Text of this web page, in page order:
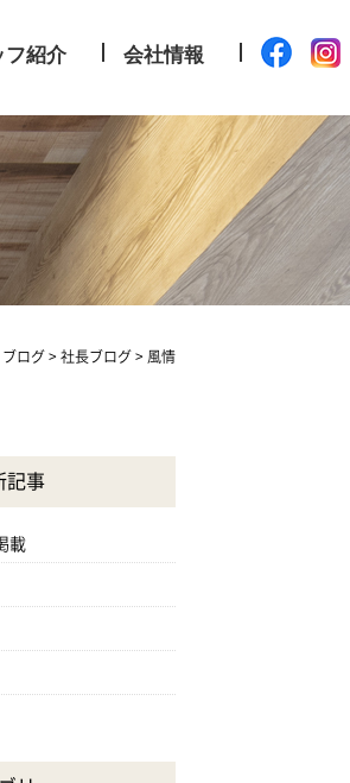
フ紹介 会社情報
ブログ > 社長ブログ > 風情
記事
載